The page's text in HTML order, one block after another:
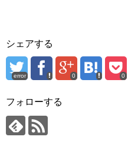
シェアする
error 0 0
フォローする